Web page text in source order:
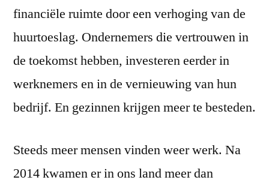
financiële ruimte door een verhoging van de
huurtoeslag. Ondernemers die vertrouwen in
de toekomst hebben, investeren eerder in
werknemers en in de vernieuwing van hun
bedrijf. En gezinnen krijgen meer te besteden.
Steeds meer mensen vinden weer werk. Na
2014 kwamen er in ons land meer dan